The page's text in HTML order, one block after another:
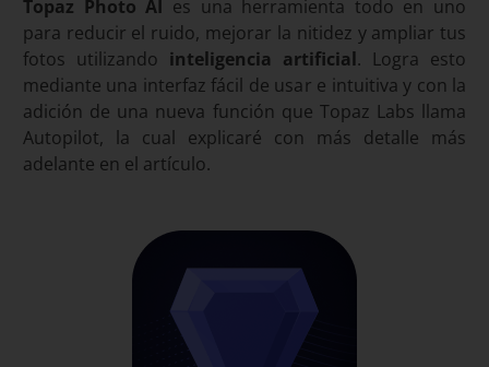
Topaz Photo AI
es una herramienta todo en uno
para reducir el ruido, mejorar la nitidez y ampliar tus
fotos utilizando inteligencia artificial. Logra esto
mediante una interfaz fácil de usar e intuitiva y con la
adición de una nueva función que Topaz Labs llama
Autopilot, la cual explicaré con más detalle más
adelante en el artículo.